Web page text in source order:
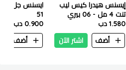
إيسنس هيدرا كيس ليب
تنت 4 مل - 06 بيري
كراش
1.580 دب
أضف
اشتر الآن
ايسنس جل
51
0.900 دب
أضف